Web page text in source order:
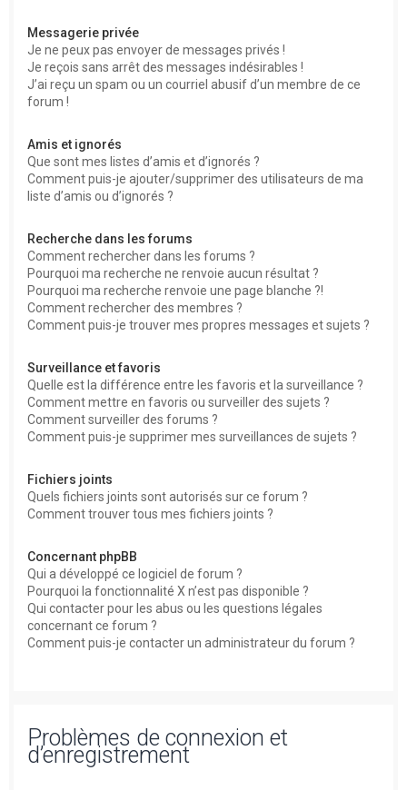
Messagerie privée
Je ne peux pas envoyer de messages privés !
Je reçois sans arrêt des messages indésirables !
J’ai reçu un spam ou un courriel abusif d’un membre de ce
forum !
Amis et ignorés
Que sont mes listes d’amis et d’ignorés ?
Comment puis-je ajouter/supprimer des utilisateurs de ma
liste d’amis ou d’ignorés ?
Recherche dans les forums
Comment rechercher dans les forums ?
Pourquoi ma recherche ne renvoie aucun résultat ?
Pourquoi ma recherche renvoie une page blanche ?!
Comment rechercher des membres ?
Comment puis-je trouver mes propres messages et sujets ?
Surveillance et favoris
Quelle est la différence entre les favoris et la surveillance ?
Comment mettre en favoris ou surveiller des sujets ?
Comment surveiller des forums ?
Comment puis-je supprimer mes surveillances de sujets ?
Fichiers joints
Quels fichiers joints sont autorisés sur ce forum ?
Comment trouver tous mes fichiers joints ?
Concernant phpBB
Qui a développé ce logiciel de forum ?
Pourquoi la fonctionnalité X n’est pas disponible ?
Qui contacter pour les abus ou les questions légales
concernant ce forum ?
Comment puis-je contacter un administrateur du forum ?
Problèmes de connexion et
d’enregistrement